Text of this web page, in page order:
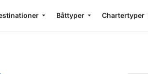
Båttyper Chartertyper